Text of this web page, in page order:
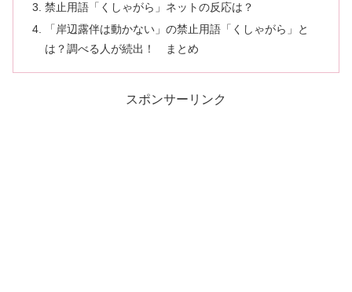
禁止用語「くしゃがら」ネットの反応は？
「岸辺露伴は動かない」の禁止用語「くしゃがら」と
は？調べる人が続出！ まとめ
スポンサーリンク